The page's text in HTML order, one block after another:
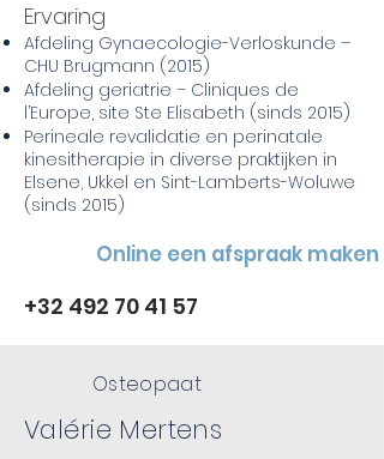
Ervaring
Afdeling Gynaecologie-Verloskunde –
CHU Brugmann (2015)
Afdeling geriatrie – Cliniques de
l’Europe, site Ste Elisabeth (sinds 2015)
Perineale revalidatie en perinatale
kinesitherapie in diverse praktijken in
Elsene, Ukkel en Sint-Lamberts-Woluwe
(sinds 2015)
Online een afspraak maken
+32 492 70 41 57
Osteopaat
Valérie Mertens